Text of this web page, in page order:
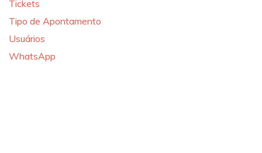
Tickets
Tipo de Apontamento
Usuários
WhatsApp